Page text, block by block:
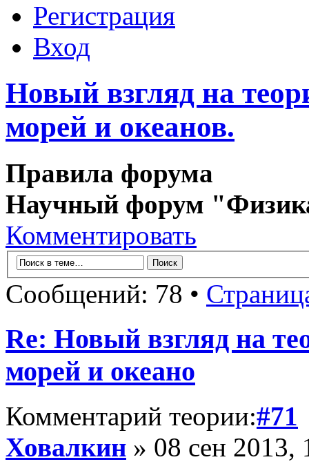
Регистрация
Вход
Новый взгляд на
морей и океанов.
Правила форума
Научный форум
Комментировать
Сообщений: 78 •
Re: Новый взгляд на
морей и океано
Комментарий теории:#71
Ховалкин » 08 сен 2013,